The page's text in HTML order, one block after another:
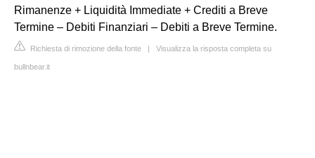
Rimanenze + Liquidità Immediate + Crediti a Breve
Termine – Debiti Finanziari – Debiti a Breve Termine.
Richiesta di rimozione della fonte | Visualizza la risposta completa su
bullnbear.it